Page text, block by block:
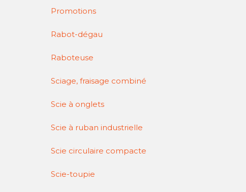
Promotions
Rabot-dégau
Raboteuse
Sciage, fraisage combiné
Scie à onglets
Scie à ruban industrielle
Scie circulaire compacte
Scie-toupie